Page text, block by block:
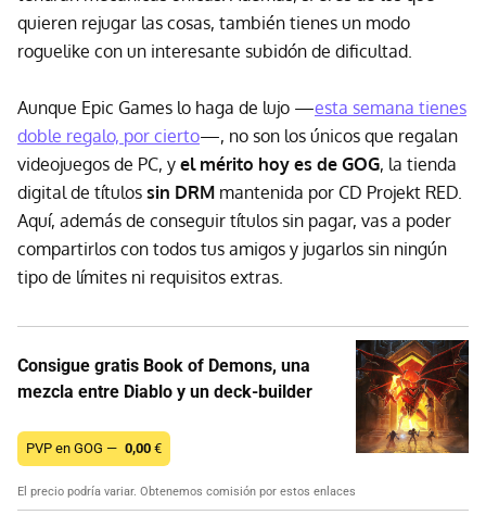
quieren rejugar las cosas, también tienes un modo
roguelike con un interesante subidón de dificultad.
Aunque Epic Games lo haga de lujo —esta semana tienes
doble regalo, por cierto—, no son los únicos que regalan
videojuegos de PC, y el mérito hoy es de GOG, la tienda
digital de títulos sin DRM mantenida por CD Projekt RED.
Aquí, además de conseguir títulos sin pagar, vas a poder
compartirlos con todos tus amigos y jugarlos sin ningún
tipo de límites ni requisitos extras.
Consigue gratis Book of Demons, una
mezcla entre Diablo y un deck-builder
PVP en GOG — 0,00 €
El precio podría variar. Obtenemos comisión por estos enlaces